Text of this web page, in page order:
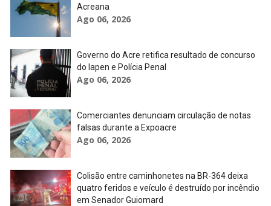
Acreana
Ago 06, 2026
Governo do Acre retifica resultado de concurso
do Iapen e Polícia Penal
Ago 06, 2026
Comerciantes denunciam circulação de notas
falsas durante a Expoacre
Ago 06, 2026
Colisão entre caminhonetes na BR-364 deixa
quatro feridos e veículo é destruído por incêndio
em Senador Guiomard